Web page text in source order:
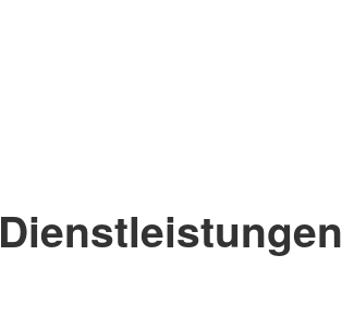
Dienstleistungen